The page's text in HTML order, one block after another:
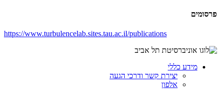
פרסומים
https://www.turbulencelab.sites.tau.ac.il/publications
מידע כללי
יצירת קשר ודרכי הגעה
אלפון